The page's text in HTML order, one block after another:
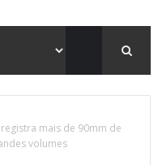
mais de 90mm de
volumes